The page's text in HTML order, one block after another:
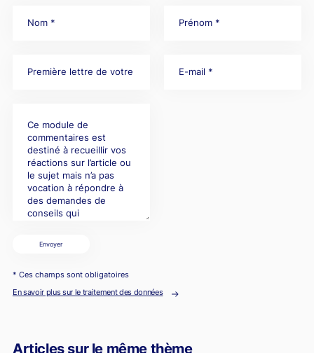
Envoyer
* Ces champs sont obligatoires
En savoir plus sur le traitement des données
Articles sur le même thème